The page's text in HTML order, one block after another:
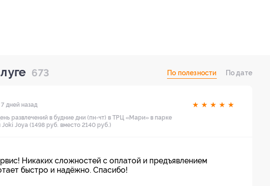
673 По полезности По дате
7 дней назад ★ ★ ★ ★ ★
развлечений в будние дни (пн-чт) в ТРЦ «Мари» в парке
Joki Joya (1498 руб. вместо 2140 руб.)
Никаких сложностей с оплатой и предъявлением
быстро и надёжно. Спасибо!